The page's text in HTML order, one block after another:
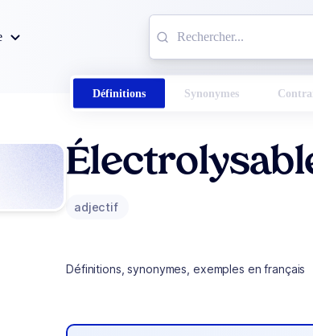
Définitions Synonymes
adjectif
Définitions, synonymes, exemples en français